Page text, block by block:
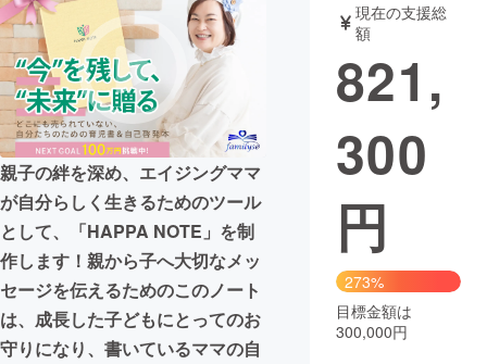
テクノロジー・ガジェット
映像・映画 書籍・雑誌
ビジネス・起業 チャレンジ
まちづくり・地域活性化
CAMPFIRE for Social Good
CAMPFIRE Creation
CAMPFIREふるさと納税
コミュニティ
親子の絆を深め、エイジングママ
が自分らしく生きるためのツール
として、「HAPPA NOTE」を制
作します！親から子へ大切なメッ
セージを伝えるためのこのノート
は、成長した子どもにとってのお
守りになり、書いているママの自
現在の支援総
額
821,
300
円
273%
目標金額は
300,000円